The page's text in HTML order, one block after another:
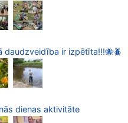
daudzveidība ir izpētīta!!!🐝🪲
dienas aktivitāte